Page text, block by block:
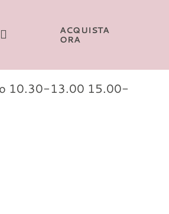
ACQUISTA
ORA
10.30-13.00 15.00-